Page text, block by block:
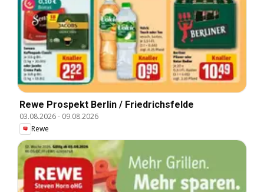
Rewe Prospekt Berlin / Friedrichsfelde
03.08.2026- 09.08.2026
Rewe